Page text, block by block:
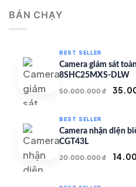
BÁN CHẠY
BEST SELLER
Camera giám sát
8SHC25MXS-DLW
50.000.000₫
Giá
BEST SELLER
Camera nhận diện
CGT43L
20.000.000₫
Giá